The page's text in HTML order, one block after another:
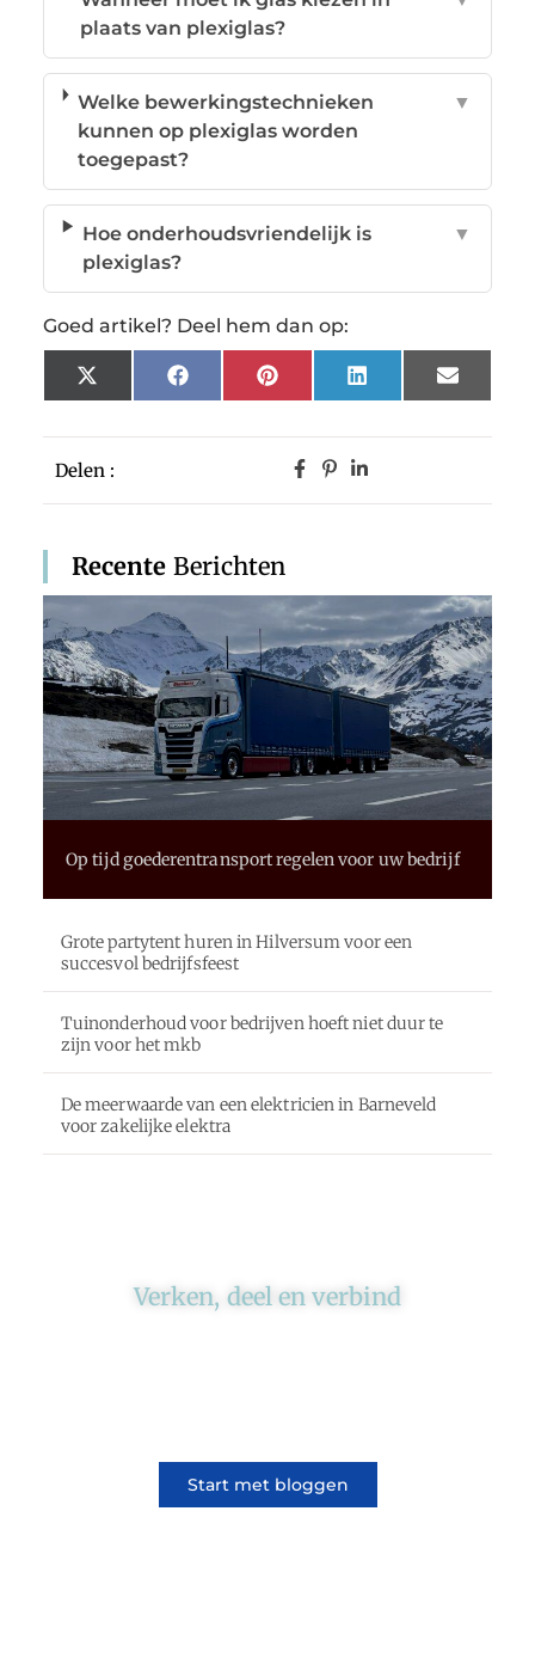
Delen :
Recente Berichten
Op tijd goederentransport regelen voor uw bedrijf
Grote partytent huren in Hilversum voor een
succesvol bedrijfsfeest
Tuinonderhoud voor bedrijven hoeft niet duur te
zijn voor het mkb
De meerwaarde van een elektricien in Barneveld
voor zakelijke elektra
Verken, deel en verbind
Start met bloggen
plaats van plexiglas?
Welke bewerkingstechnieken
kunnen op plexiglas worden
toegepast?
▼
Hoe onderhoudsvriendelijk is
plexiglas?
▼
Goed artikel? Deel hem dan op:
X
(Twitter)
FacebookPinterestLinkedInEmail